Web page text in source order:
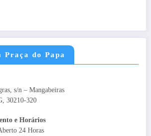
Praça do Papa
s/n – Mangabeiras
30210-320
e Horários
24 Horas